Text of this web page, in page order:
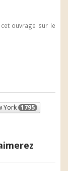
ouvrage sur le
York 1795